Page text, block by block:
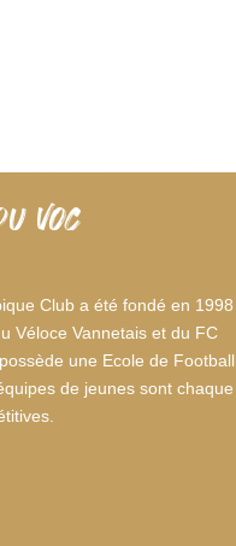
VOC
Club a été fondé en 1998
Véloce Vannetais et du FC
une Ecole de Football
de jeunes sont chaque